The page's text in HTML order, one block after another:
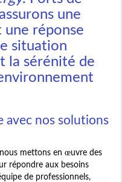
une
une réponse
situation
la sérénité de
avec nos solutions
mettons en œuvre des
répondre aux besoins
de professionnels,